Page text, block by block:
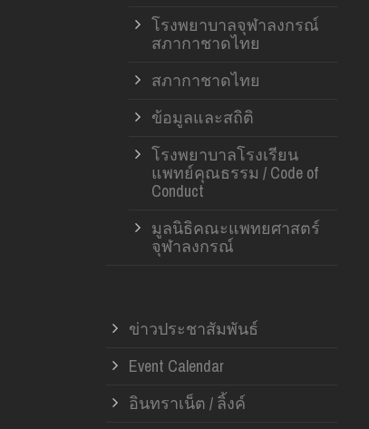
โรงพยาบาลจุฬาลงกรณ์
สภากาชาดไทย
สภากาชาดไทย
ข้อมูลและสถิติ
โรงพยาบาลโรงเรียน
แพทย์คุณธรรม / Code of
Conduct
มูลนิธิคณะแพทยศาสตร์
จุฬาลงกรณ์
ข่าวประชาสัมพันธ์
Event Calendar
อินทราเน็ต / ลิ้งค์